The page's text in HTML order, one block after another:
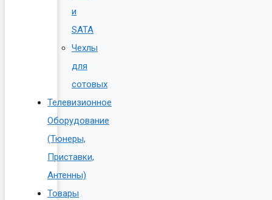
и
SATA
Чехлы
для
сотовых
Телевизионное
Оборудование
(Тюнеры,
Приставки,
Антенны)
Товары